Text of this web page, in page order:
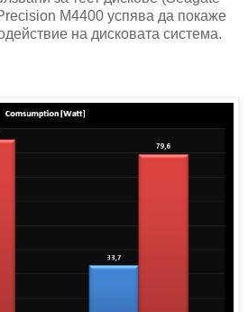
M4400 успява да покаже
на дисковата система.